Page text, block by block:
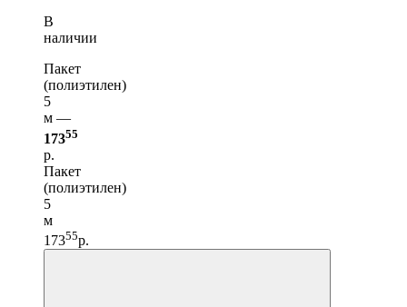
В
наличии
Пакет
(полиэтилен)
5
м —
17355
р.
Пакет
(полиэтилен)
5
м
17355р.